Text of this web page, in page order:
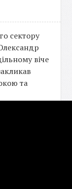
сектору
віче
та